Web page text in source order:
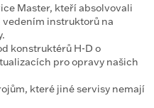
Master, kteří absolvovali
instruktorů na
konstruktérů H-D o
pro opravy našich
které jiné servisy nemají